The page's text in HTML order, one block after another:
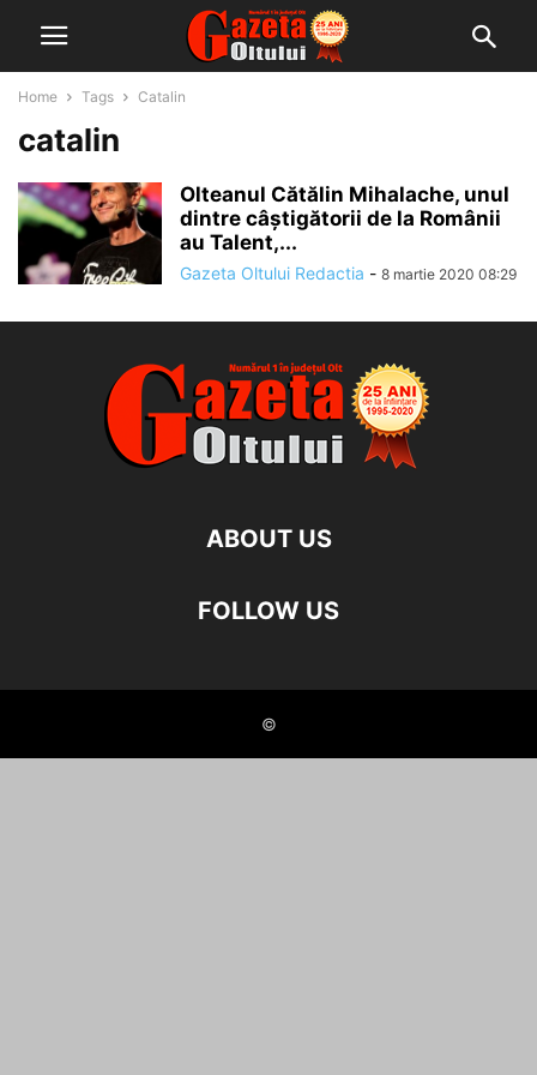
Home Tags Catalin
catalin
Olteanul Cătălin Mihalache, unul
dintre câștigătorii de la Românii
au Talent,...
Gazeta Oltului Redactia - 8 martie 2020 08:29
ABOUT US
FOLLOW US
©